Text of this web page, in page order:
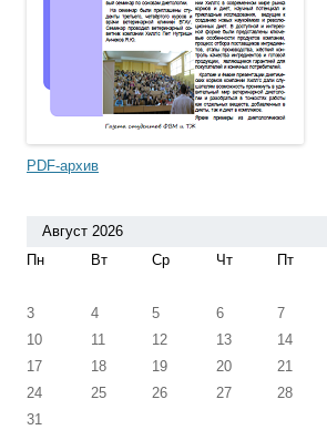
PDF-архив
Август 2026
Пн
Вт Ср Чт Пт
3
4 5 6 7
10
11 12 13 14
17
18 19 20 21
24
25 26 27 28
31